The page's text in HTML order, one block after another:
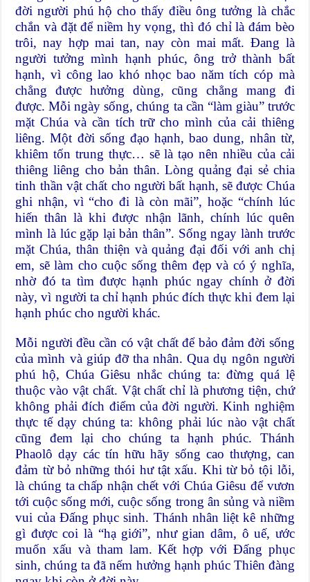
đời người phú hộ cho thấy điều ông tưởng là chắc
chắn và đặt để niềm hy vọng, thì đó chỉ là đám bèo
trôi, nay hợp mai tan, nay còn mai mất. Đang là
người tưởng mình hạnh phúc, ông trở thành bất
hạnh, vì công lao khó nhọc bao năm tích cóp mà
chẳng được hưởng dùng, cũng chẳng mang đi
được. Mỗi ngày sống, chúng ta cần “làm giàu” trước
mặt Chúa và cần tích trữ cho mình của cải thiêng
liêng. Một đời sống đạo hạnh, bao dung, nhân từ,
khiêm tốn trung thực… sẽ là tạo nên nhiều của cải
thiêng liêng cho bản thân. Lòng quảng đại sẻ chia
tinh thần vật chất cho người bất hạnh, sẽ được Chúa
ghi nhận, vì “cho đi là còn mãi”, hoặc “chính lúc
hiến thân là khi được nhận lãnh, chính lúc quên
mình là lúc gặp lại bản thân”. Sống ngay lành trước
mặt Chúa, thân thiện và quảng đại đối với anh chị
em, sẽ làm cho cuộc sống thêm đẹp và có ý nghĩa,
nhờ đó ta tìm được hạnh phúc ngay chính ở đời
này, vì người ta chỉ hạnh phúc đích thực khi đem lại
hạnh phúc cho người khác.
Mỗi người đều cần có vật chất để bảo đảm đời sống
của mình và giúp đỡ tha nhân. Qua dụ ngôn người
phú hộ, Chúa Giêsu nhắc chúng ta: đừng quá lệ
thuộc vào vật chất. Vật chất chỉ là phương tiện, chứ
không phải đích điểm của đời người. Kinh nghiệm
thực tế dạy chúng ta: không phải lúc nào vật chất
cũng đem lại cho chúng ta hạnh phúc. Thánh
Phaolô dạy các tín hữu hãy sống cao thượng, can
đảm từ bỏ những thói hư tật xấu. Khi từ bỏ tội lỗi,
là chúng ta chấp nhận chết với Chúa Giêsu để vươn
tới cuộc sống mới, cuộc sống trong ân sủng và niềm
vui của Đấng phục sinh. Thánh nhân liệt kê những
gì được coi là “hạ giới”, như gian dâm, ô uế, ước
muốn xấu và tham lam. Kết hợp với Đấng phục
sinh, chúng ta đã nếm hưởng hạnh phúc Thiên đàng